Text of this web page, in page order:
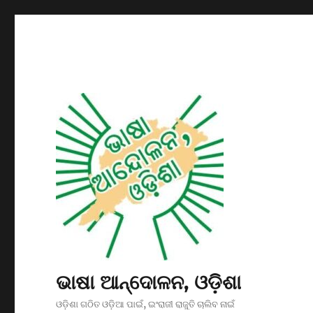
ଭାଷା ଆନ୍ଦୋଳନ, ଓଡ଼ିଶା
ଓଡ଼ିଶା ଗଠିତ ଓଡ଼ିଆ ପାଇଁ, ଇଂରାଜୀ ରାଜୁତି ଚାଲିବ ନାଇଁ